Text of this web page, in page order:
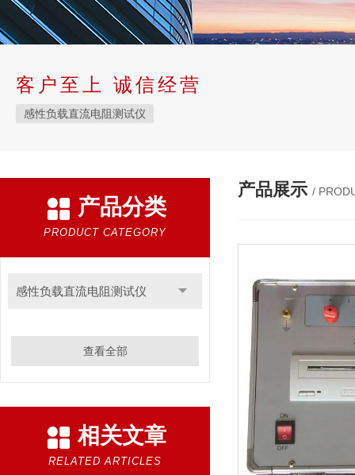
客户至上 诚信经营
感性负载直流电阻测试仪
产品分类
PRODUCT CATEGORY
感性负载直流电阻测试仪
查看全部
相关文章
RELATED ARTICLES
产品展示 /